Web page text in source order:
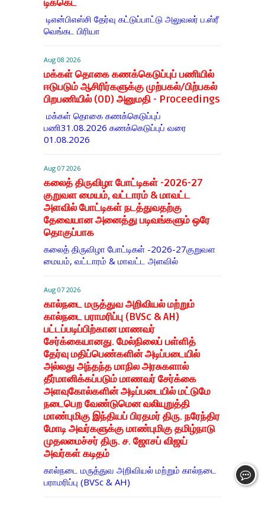
டிக்கெட்
டிஎன்​பிஎஸ்சி தேர்வு கட்​டுப்​பாட்டு அலு​வலர் ப.ஸ்ரீ
வெங்கட பிரியா
Aug 08 2026
மக்கள் தொகை கணக்கெடுப்புப் பணியில்
ஈடுபடும் ஆசிரிர்களுக்கு முற்பகல்/பிற்பகல்
பிறபணியில் (OD) அனுமதி - Proceedings
மக்கள் தொகை கணக்கெடுப்புப்
பணி31.08.2026 கணக்கெடுப்புப் வரை
01.08.2026
Aug 07 2026
கலைத் திருவிழா போட்டிகள் -2026-27
குறுவள மையம், வட்டாரம் & மாவட்ட
அளவில் போட்டிகள் நடத்துவதற்கு
தேவையான அனைத்து படிவங்களும் ஒரே
தொகுப்பாக
கலைத் திருவிழா போட்டிகள் -2026-27குறுவள
மையம், வட்டாரம் & மாவட்ட அளவில்
Aug 07 2026
கால்நடை மருத்துவ அறிவியல் மற்றும்
கால்நடை பராமரிப்பு (BVSc & AH)
பட்டப்படிப்பிற்கான மாணவர்
சேர்க்கையானது. மேல்நிலைப் பள்ளித்
தேர்வு மதிப்பெண்களின் அடிப்படையில்
அல்லது அந்தந்த மாநில அரசுகளால்
தீர்மானிக்கப்படும் மாணவர் சேர்க்கை
அளவுகோல்களின் அடிப்படையில் மட்டுமே
நடைபெற வேண்டுமென வலியுறுத்தி
மாண்புமிகு இந்தியப் பிரதமர் திரு. நரேந்திர
மோடி அவர்களுக்கு மாண்புமிகு தமிழ்நாடு
முதலமைச்சர் திரு. ச. ஜோசப் விஜய்
அவர்கள் கடிதம்
கால்நடை மருத்துவ அறிவியல் மற்றும் கால்நடை
பராமரிப்பு (BVSc & AH)